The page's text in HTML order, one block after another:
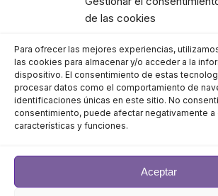
de las cookies
Para ofrecer las mejores experiencias,
las cookies para almacenar y/o acceder a la
dispositivo. El consentimiento de estas
procesar datos como el comportamiento de
identificaciones únicas en este sitio. No
consentimiento, puede afectar negativamente a
características y funciones.
Aceptar
muchas organizaciones que
migraciones frecuentes de datos y
El gobierno de datos